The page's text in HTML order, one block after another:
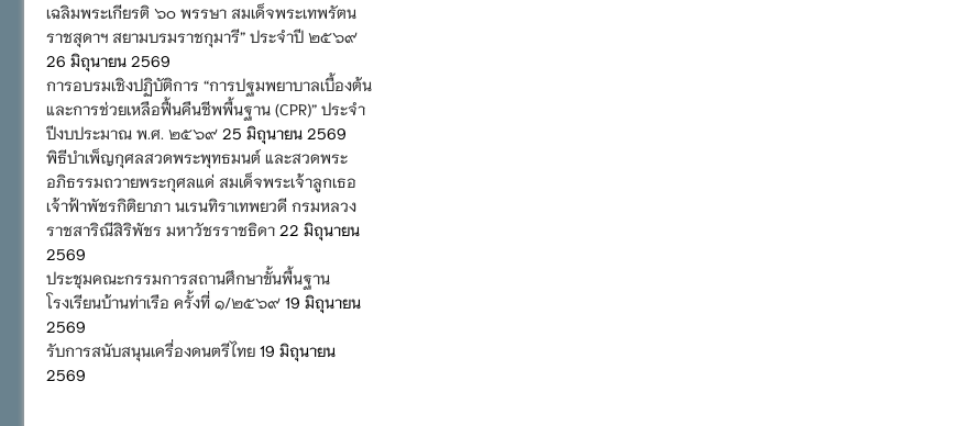
เฉลิมพระเกียรติ ๖๐ พรรษา สมเด็จพระเทพรัตน
ราชสุดาฯ สยามบรมราชกุมารี” ประจำปี ๒๕๖๙
26 มิถุนายน 2569
การอบรมเชิงปฏิบัติการ “การปฐมพยาบาลเบื้องต้น
และการช่วยเหลือฟื้นคืนชีพพื้นฐาน (CPR)” ประจำ
ปีงบประมาณ พ.ศ. ๒๕๖๙ 25 มิถุนายน 2569
พิธีบำเพ็ญกุศลสวดพระพุทธมนต์ และสวดพระ
อภิธรรมถวายพระกุศลแด่ สมเด็จพระเจ้าลูกเธอ
เจ้าฟ้าพัชรกิติยาภา นเรนทิราเทพยวดี กรมหลวง
ราชสาริณีสิริพัชร มหาวัชรราชธิดา 22 มิถุนายน
2569
ประชุมคณะกรรมการสถานศึกษาขั้นพื้นฐาน
โรงเรียนบ้านท่าเรือ ครั้งที่ ๑/๒๕๖๙ 19 มิถุนายน
2569
รับการสนับสนุนเครื่องดนตรีไทย 19 มิถุนายน
2569